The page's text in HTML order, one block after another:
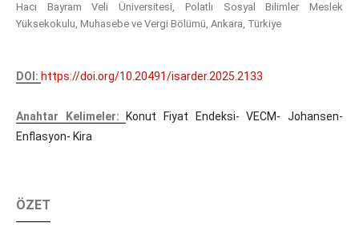
Hacı Bayram Veli Üniversitesi, Polatlı Sosyal Bilimler Meslek
Yüksekokulu, Muhasebe ve Vergi Bölümü, Ankara, Türkiye
DOI: https://doi.org/10.20491/isarder.2025.2133
Anahtar Kelimeler:
Konut Fiyat Endeksi- VECM- Johansen-
Enflasyon- Kira
ÖZET